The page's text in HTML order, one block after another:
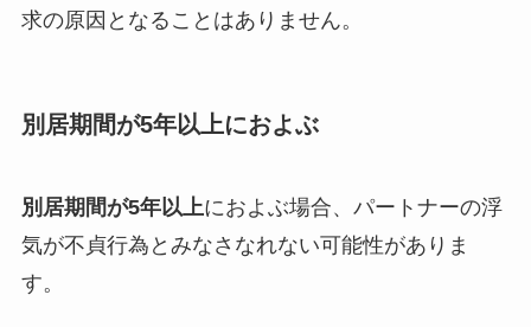
求の原因となることはありません。
別居期間が5年以上におよぶ
別居期間が5年以上におよぶ場合、パートナーの浮
気が不貞行為とみなさなれない可能性がありま
す。